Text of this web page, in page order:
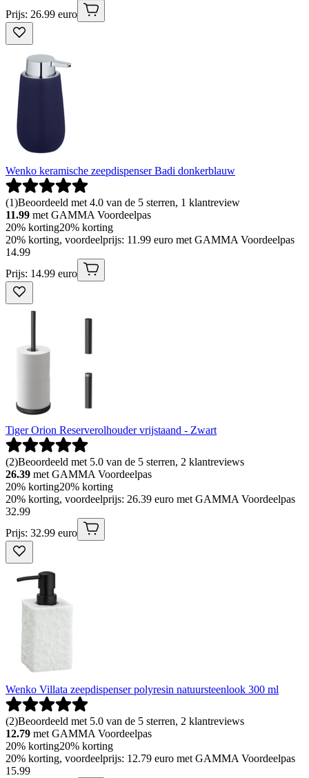
Prijs: 26.99 euro
Wenko keramische zeepdispenser Badi donkerblauw
(1)Beoordeeld met 4.0 van de 5 sterren, 1 klantreview
11.99 met GAMMA Voordeelpas
20% korting20% korting
20% korting, voordeelprijs: 11.99 euro met GAMMA Voordeelpas
14.99
Prijs: 14.99 euro
Tiger Orion Reserverolhouder vrijstaand - Zwart
(2)Beoordeeld met 5.0 van de 5 sterren, 2 klantreviews
26.39 met GAMMA Voordeelpas
20% korting20% korting
20% korting, voordeelprijs: 26.39 euro met GAMMA Voordeelpas
32.99
Prijs: 32.99 euro
Wenko Villata zeepdispenser polyresin natuursteenlook 300 ml
(2)Beoordeeld met 5.0 van de 5 sterren, 2 klantreviews
12.79 met GAMMA Voordeelpas
20% korting20% korting
20% korting, voordeelprijs: 12.79 euro met GAMMA Voordeelpas
15.99